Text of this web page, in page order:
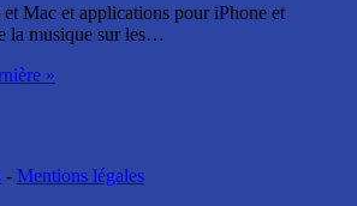
Mac et applications pour iPhone et
la musique sur les…
»
- Mentions légales